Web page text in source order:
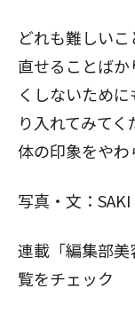
どれも難しい
直せることば
くしないため
り入れてみて
体の印象をやわ
写真・文：
連載「編集部
覧をチェック